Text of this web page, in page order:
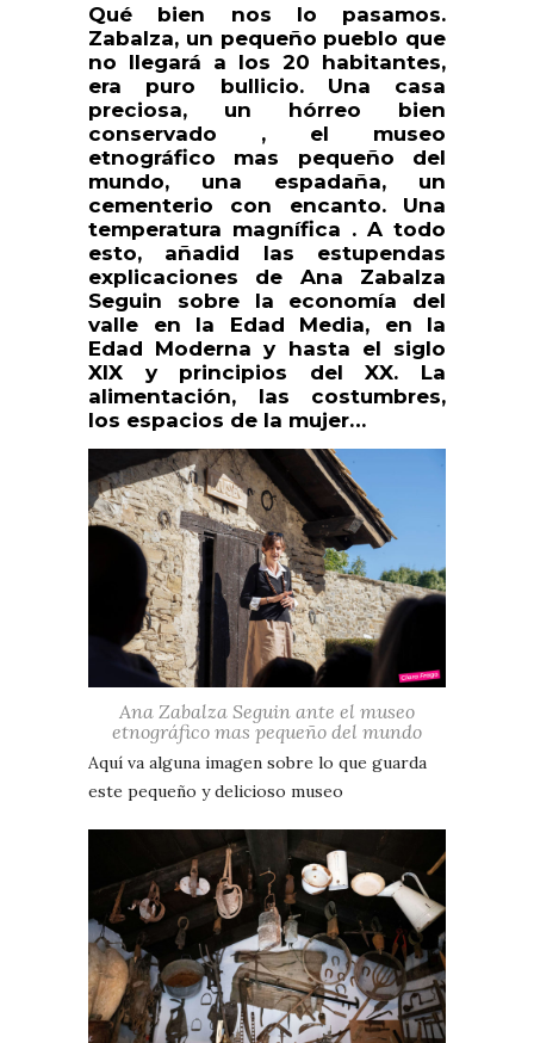
Qué bien nos lo pasamos.
Zabalza, un pequeño pueblo que
no llegará a los 20 habitantes,
era puro bullicio. Una casa
preciosa, un hórreo bien
conservado , el museo
etnográfico mas pequeño del
mundo, una espadaña, un
cementerio con encanto. Una
temperatura magnífica . A todo
esto, añadid las estupendas
explicaciones de Ana Zabalza
Seguin sobre la economía del
valle en la Edad Media, en la
Edad Moderna y hasta el siglo
XIX y principios del XX. La
alimentación, las costumbres,
los espacios de la mujer…
Ana Zabalza Seguin ante el museo
etnográfico mas pequeño del mundo
Aquí va alguna imagen sobre lo que guarda
este pequeño y delicioso museo